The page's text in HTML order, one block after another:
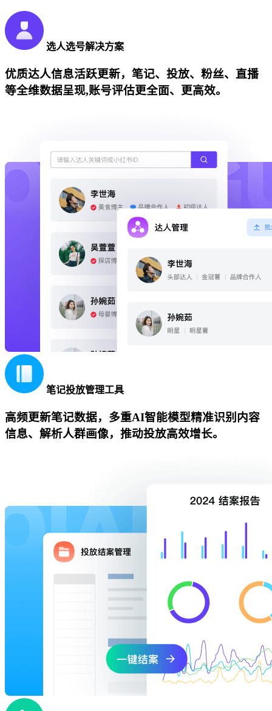
选人选号解决方案
优质达人信息活跃更新，笔记、投放、粉丝、直播
等全维数据呈现,账号评估更全面、更高效。
笔记投放管理工具
高频更新笔记数据，多重AI智能模型精准识别内容
信息、解析人群画像，推动投放高效增长。